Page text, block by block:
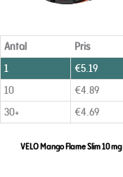
Antal
Pris
1
€5.19
10
€4.89
30+
€4.69
VELO Mango Flame Slim 10 mg